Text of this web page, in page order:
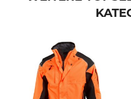
Farbe